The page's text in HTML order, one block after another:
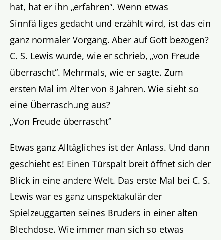
hat, hat er ihn „erfahren“. Wenn etwas
Sinnfälliges gedacht und erzählt wird, ist das ein
ganz normaler Vorgang. Aber auf Gott bezogen?
C. S. Lewis wurde, wie er schrieb, „von Freude
überrascht“. Mehrmals, wie er sagte. Zum
ersten Mal im Alter von 8 Jahren. Wie sieht so
eine Überraschung aus?
„Von Freude überrascht“
Etwas ganz Alltägliches ist der Anlass. Und dann
geschieht es! Einen Türspalt breit öffnet sich der
Blick in eine andere Welt. Das erste Mal bei C. S.
Lewis war es ganz unspektakulär der
Spielzeuggarten seines Bruders in einer alten
Blechdose. Wie immer man sich so etwas